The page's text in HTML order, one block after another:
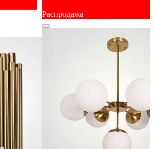
Распродажа